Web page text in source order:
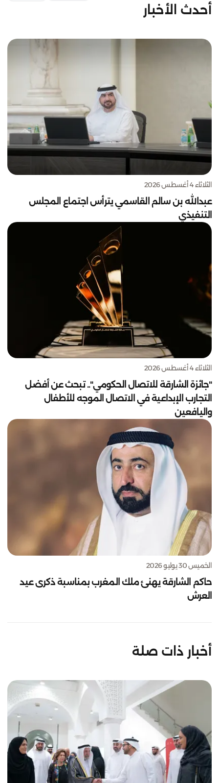
أحدث الأخبار
الثلاثاء 4 أغسطس 2026
عبدالله بن سالم القاسمي يترأس اجتماع المجلس
التنفيذي
الثلاثاء 4 أغسطس 2026
"جائزة الشارقة للاتصال الحكومي".. تبحث عن أفضل
التجارب الإبداعية في الاتصال الموجه للأطفال
واليافعين
الخميس 30 يوليو 2026
حاكم الشارقة يهنئ ملك المغرب بمناسبة ذكرى عيد
العرش
أخبار ذات صلة